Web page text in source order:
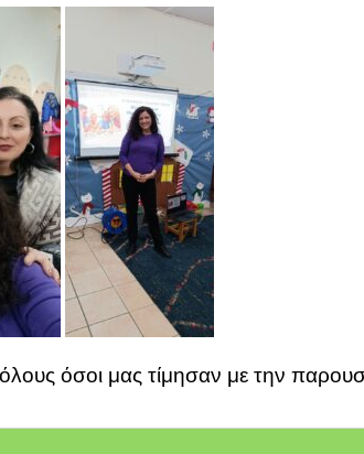
όσοι μας τίμησαν με την